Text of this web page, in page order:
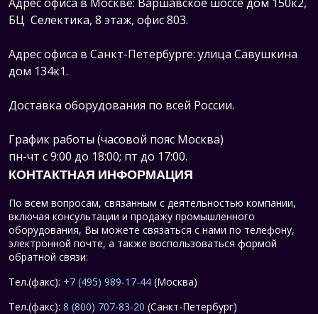
БЦ Селектика, 8 этаж, офис 803.
Адрес офиса в Санкт-Петербурге: улица Савушкина
дом 134к1.
Доставка оборудования по всей России.
График работы (часовой пояс Москва)
пн-чт с 9:00 до 18:00; пт до 17:00.
КОНТАКТНАЯ ИНФОРМАЦИЯ
По всем вопросам, связанным с деятельностью компании,
включая консультации и продажу промышленного
оборудования, Вы можете связаться с нами по телефону,
электронной почте, а также воспользоваться формой
обратной связи:
Тел.(факс): +7 (495) 989-17-44 (Москва)
Тел.(факс): 8 (800) 707-83-20 (Санкт-Петербург)